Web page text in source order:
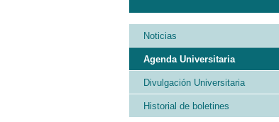
Noticias
Agenda Universitaria
Divulgación Universitaria
Historial de boletines